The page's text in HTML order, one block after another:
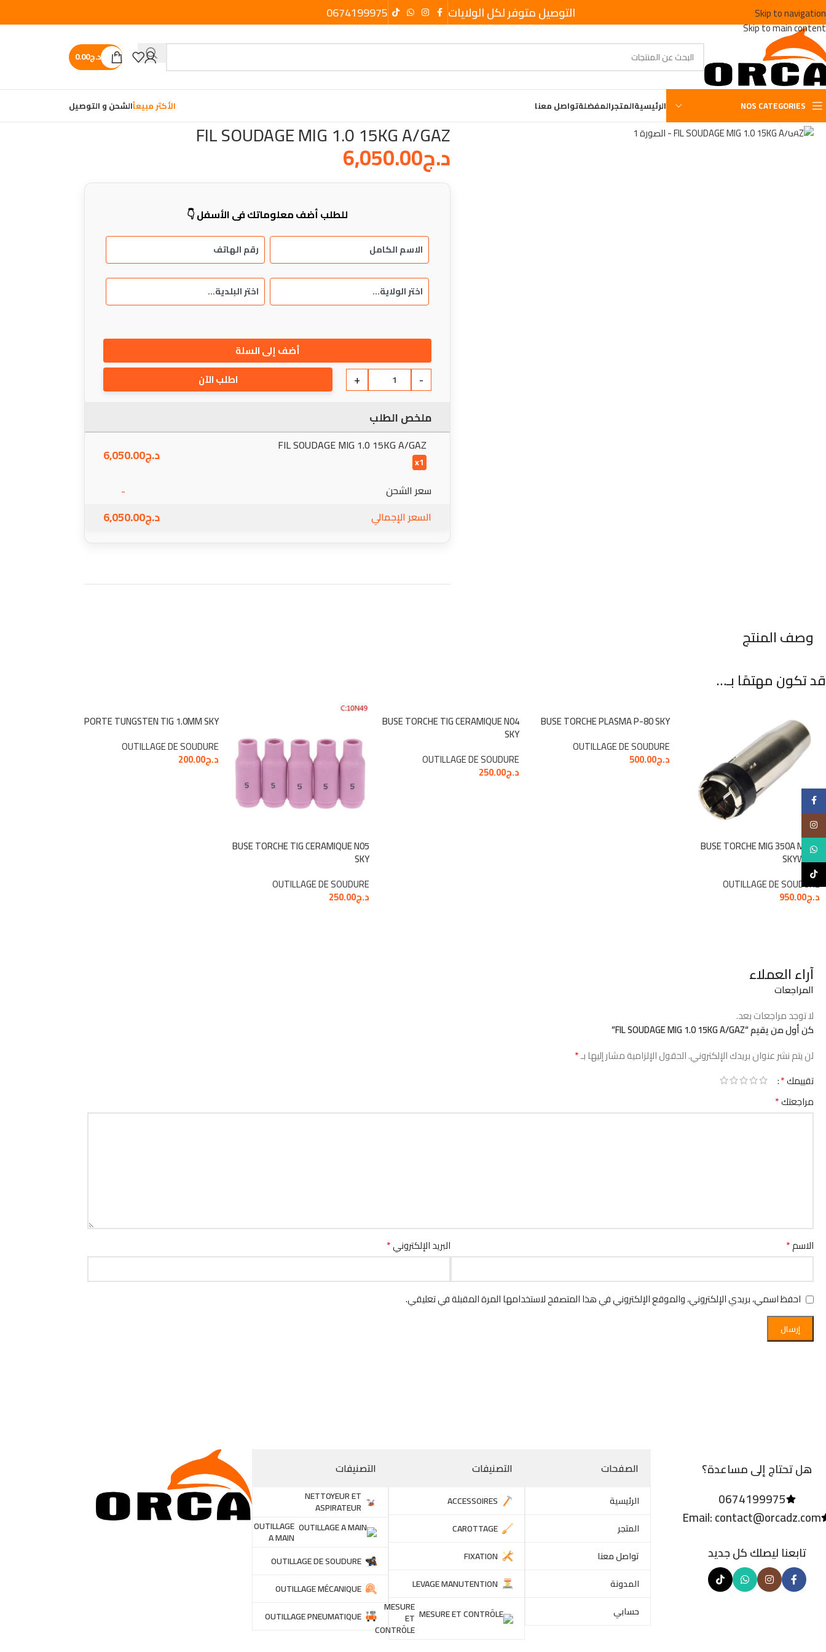
Skip to navigation
Skip to main content
التوصيل متوفر لكل الولايات 0674199975
د.ج0.00
NOS CATEGORIES الرئيسيةالمتجرالمفضلةتواصل معنا الأكثر مبيعاًالشحن و التوصيل
FIL SOUDAGE MIG 1.0 15KG A/GAZ
د.ج6,050.00
للطلب أضف معلوماتك في الأسفل 👇
أضف إلى السلة
-
+ اطلب الآن
ملخص الطلب
FIL SOUDAGE MIG 1.0 15KG A/GAZ
x1 د.ج6,050.00
سعر الشحن -
السعر الإجمالي د.ج6,050.00
وصف المنتج
قد تكون مهتمًا بـ…
BUSE TORCHE MIG 350A MB36
SKYWELD
OUTILLAGE DE SOUDURE
د.ج950.00
BUSE TORCHE PLASMA P-80 SKY
OUTILLAGE DE SOUDURE
د.ج500.00
BUSE TORCHE TIG CERAMIQUE N04
SKY
OUTILLAGE DE SOUDURE
د.ج250.00
BUSE TORCHE TIG CERAMIQUE N05
SKY
OUTILLAGE DE SOUDURE
د.ج250.00
PORTE TUNGSTEN TIG 1.0MM SKY
OUTILLAGE DE SOUDURE
د.ج200.00
آراء العملاء
المراجعات
لا توجد مراجعات بعد.
كن أول من يقيم “FIL SOUDAGE MIG 1.0 15KG A/GAZ”
لن يتم نشر عنوان بريدك الإلكتروني.الحقول الإلزامية مشار إليها بـ*
تقييمك*
مراجعتك*
الاسم* البريد الإلكتروني*
احفظ اسمي، بريدي الإلكتروني، والموقع الإلكتروني في هذا المتصفح لاستخدامها المرة المقبلة في تعليقي.
هل تحتاج إلى مساعدة؟
0674199975
Email: contact@orcadz.com
تابعنا ليصلك كل جديد
الصفحات
الرئيسية
المتجر
تواصل معنا
المدونة
حسابي
التصنيفات
ACCESSOIRES
CAROTTAGE
FIXATION
LEVAGE MANUTENTION
MESURE
ET
CONTRÔLE
التصنيفات
NETTOYEUR ET
ASPIRATEUR
OUTILLAGE
A MAIN
OUTILLAGE DE SOUDURE
OUTILLAGE MÉCANIQUE
OUTILLAGE PNEUMATIQUE
WhatsApp